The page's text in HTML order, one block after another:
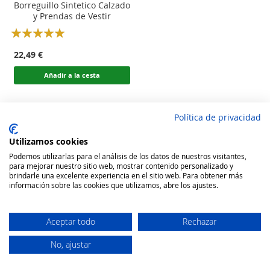
Borreguillo Sintetico Calzado
y Prendas de Vestir
Rating:
22,49 €
Añadir a la cesta
Política de privacidad
Utilizamos cookies
Podemos utilizarlas para el análisis de los datos de nuestros visitantes,
para mejorar nuestro sitio web, mostrar contenido personalizado y
brindarle una excelente experiencia en el sitio web. Para obtener más
información sobre las cookies que utilizamos, abre los ajustes.
Aceptar todo Rechazar
No, ajustar